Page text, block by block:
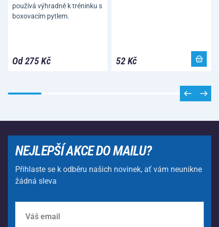
používá výhradně k tréninku s
boxovacím pytlem.
Od 275 Kč 52 Kč
NEJLEPŠÍ AKCE DO MAILU?
Přihlaste se k odběru našich novinek, ať vám neunikne
žádná sleva